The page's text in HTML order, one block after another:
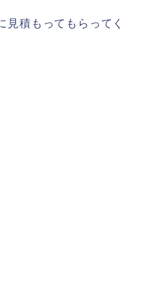
見積もってもらってく